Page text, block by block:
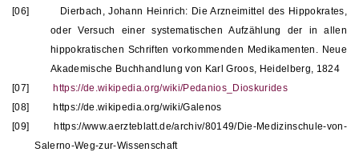
[06]
Dierbach, Johann Heinrich: Die Arzneimittel des Hippokrates,
oder Versuch einer systematischen Aufzählung der in allen
hippokratischen Schriften vorkommenden Medikamenten. Neue
Akademische Buchhandlung von Karl Groos, Heidelberg, 1824
[07]
https://de.wikipedia.org/wiki/Pedanios_Dioskurides
[08]
https://de.wikipedia.org/wiki/Galenos
[09]
https://www.aerzteblatt.de/archiv/80149/Die-Medizinschule-von-
Salerno-Weg-zur-Wissenschaft